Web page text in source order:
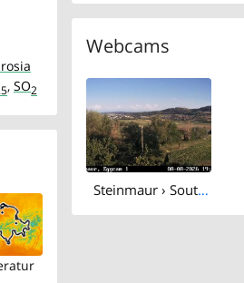
, SO2
Webcams
Steinmaur › South: Regensberg